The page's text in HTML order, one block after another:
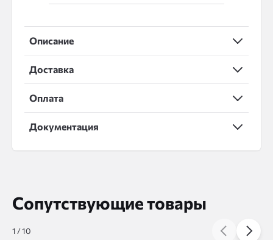
Описание
Доставка
Оплата
Документация
Сопутствующие товары
1 /10